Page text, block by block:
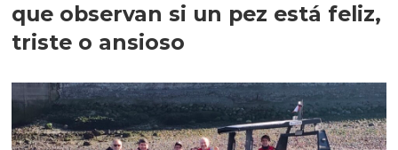
que observan si un pez está feliz,
triste o ansioso